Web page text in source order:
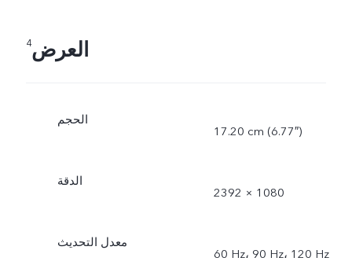
العرض4
الحجم
17.20 cm (‏6.77″)
الدقة
2392 × 1080
معدل التحديث
60 Hz، 90 Hz، 120 Hz